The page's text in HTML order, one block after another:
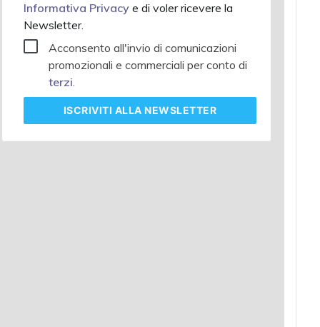
Informativa Privacy e di voler ricevere la
Newsletter.
Acconsento all'invio di comunicazioni
promozionali e commerciali per conto di
terzi.
ISCRIVITI ALLA NEWSLETTER